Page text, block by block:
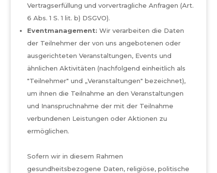
Vertragserfüllung und vorvertragliche Anfragen (Art.
6 Abs. 1 S. 1 lit. b) DSGVO).
Eventmanagement: Wir verarbeiten die Daten
der Teilnehmer der von uns angebotenen oder
ausgerichteten Veranstaltungen, Events und
ähnlichen Aktivitäten (nachfolgend einheitlich als
"Teilnehmer" und „Veranstaltungen" bezeichnet),
um ihnen die Teilnahme an den Veranstaltungen
und Inanspruchnahme der mit der Teilnahme
verbundenen Leistungen oder Aktionen zu
ermöglichen.
Sofern wir in diesem Rahmen
gesundheitsbezogene Daten, religiöse, politische